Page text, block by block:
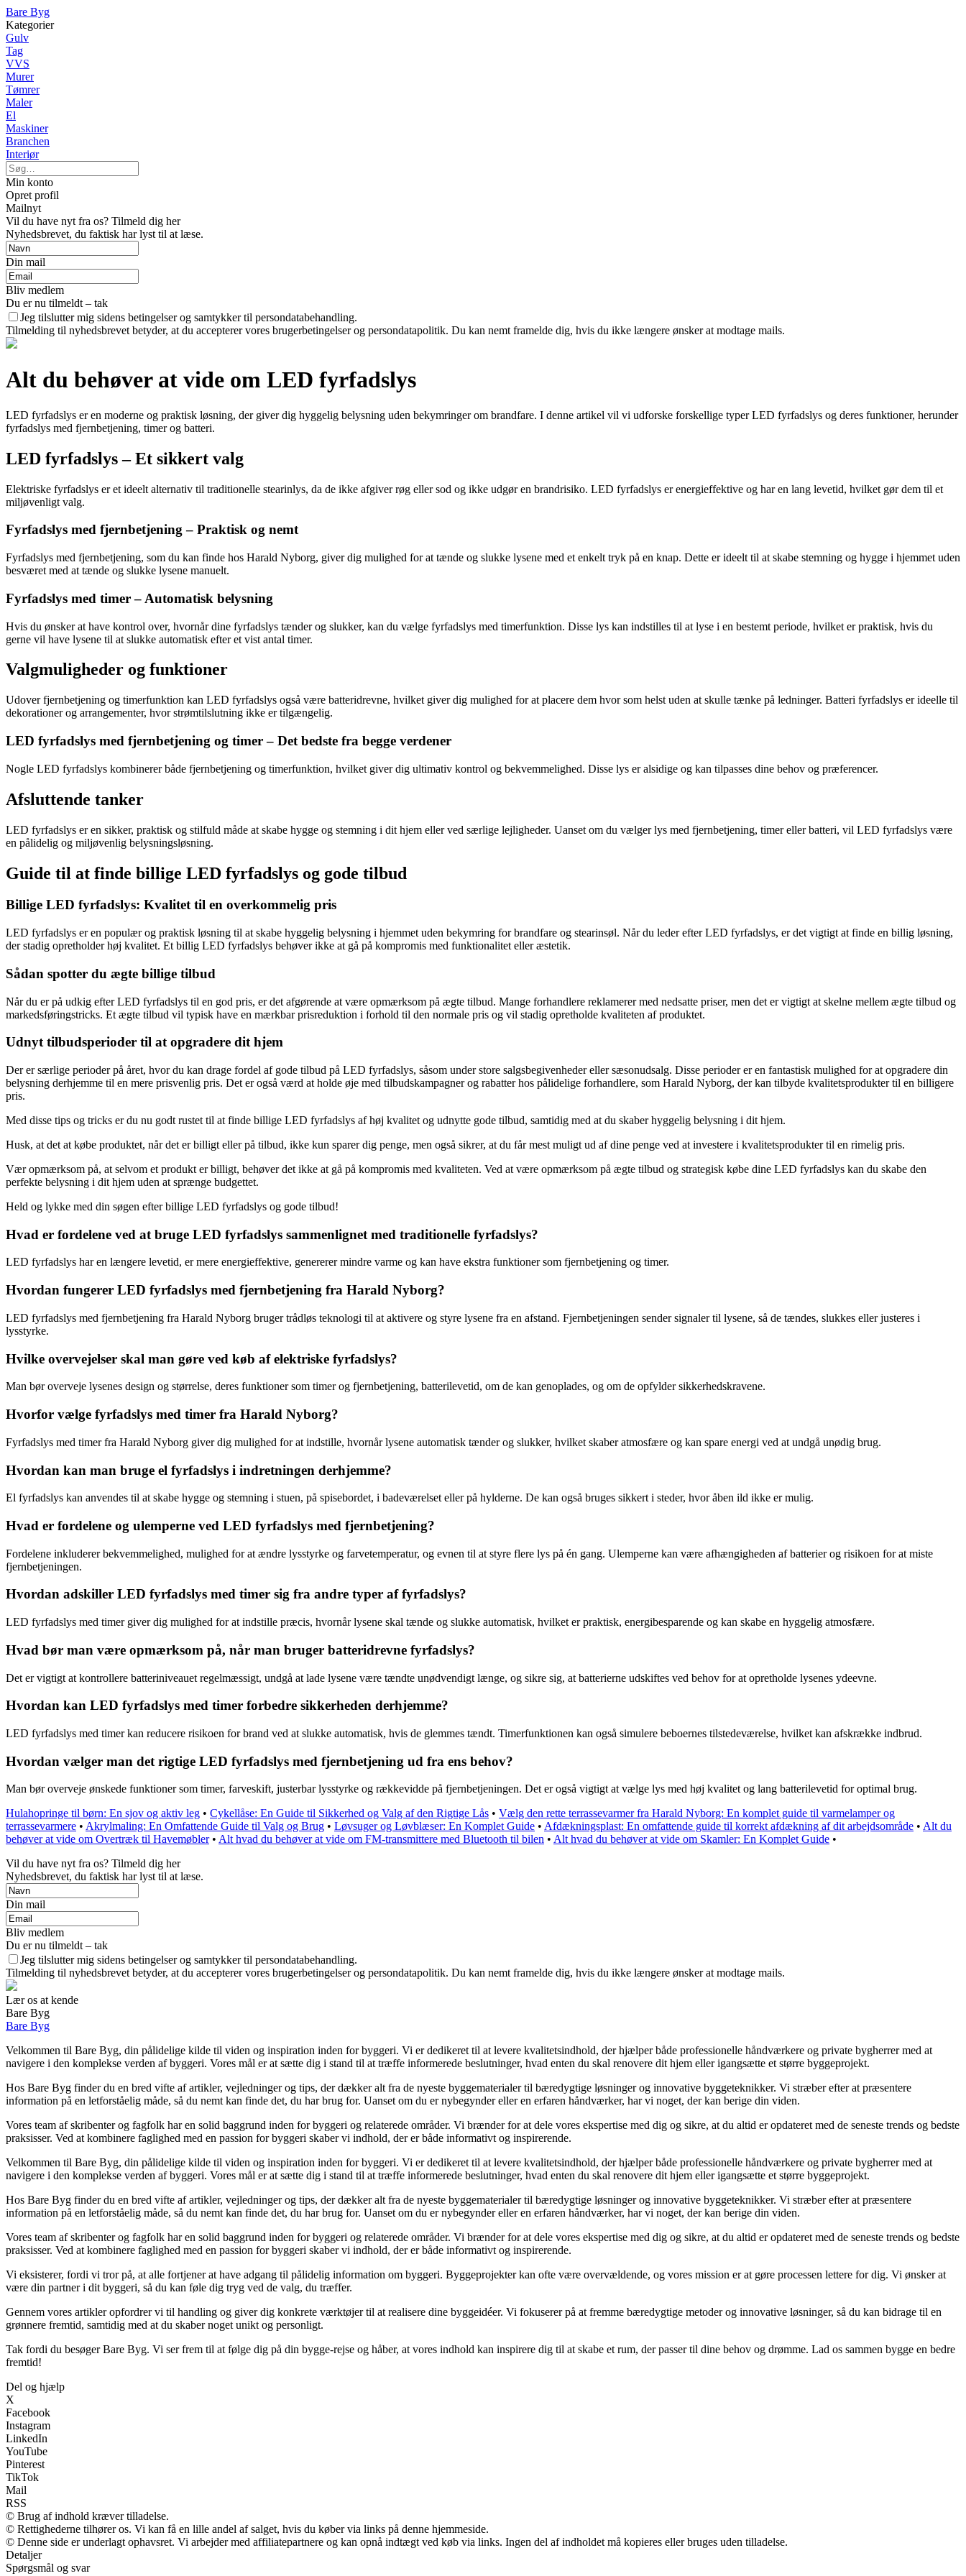
Bare Byg
Kategorier
Gulv
Tag
VVS
Murer
Tømrer
Maler
El
Maskiner
Branchen
Interiør
Min konto
Opret profil
Mailnyt
Vil du have nyt fra os? Tilmeld dig her
Nyhedsbrevet, du faktisk har lyst til at læse.
Din mail
Bliv medlem
Du er nu tilmeldt – tak
Jeg tilslutter mig sidens betingelser og samtykker til persondatabehandling.
Tilmelding til nyhedsbrevet betyder, at du accepterer vores brugerbetingelser og persondatapolitik. Du kan nemt framelde dig, hvis du ikke længere ønsker at modtage mails.
Alt du behøver at vide om LED fyrfadslys
LED fyrfadslys er en moderne og praktisk løsning, der giver dig hyggelig belysning uden bekymringer om brandfare. I denne artikel vil vi udforske forskellige typer LED fyrfadslys og deres funktioner, herunder
fyrfadslys med fjernbetjening, timer og batteri.
LED fyrfadslys – Et sikkert valg
Elektriske fyrfadslys er et ideelt alternativ til traditionelle stearinlys, da de ikke afgiver røg eller sod og ikke udgør en brandrisiko. LED fyrfadslys er energieffektive og har en lang levetid, hvilket gør dem til et
miljøvenligt valg.
Fyrfadslys med fjernbetjening – Praktisk og nemt
Fyrfadslys med fjernbetjening, som du kan finde hos Harald Nyborg, giver dig mulighed for at tænde og slukke lysene med et enkelt tryk på en knap. Dette er ideelt til at skabe stemning og hygge i hjemmet uden
besværet med at tænde og slukke lysene manuelt.
Fyrfadslys med timer – Automatisk belysning
Hvis du ønsker at have kontrol over, hvornår dine fyrfadslys tænder og slukker, kan du vælge fyrfadslys med timerfunktion. Disse lys kan indstilles til at lyse i en bestemt periode, hvilket er praktisk, hvis du
gerne vil have lysene til at slukke automatisk efter et vist antal timer.
Valgmuligheder og funktioner
Udover fjernbetjening og timerfunktion kan LED fyrfadslys også være batteridrevne, hvilket giver dig mulighed for at placere dem hvor som helst uden at skulle tænke på ledninger. Batteri fyrfadslys er ideelle til
dekorationer og arrangementer, hvor strømtilslutning ikke er tilgængelig.
LED fyrfadslys med fjernbetjening og timer – Det bedste fra begge verdener
Nogle LED fyrfadslys kombinerer både fjernbetjening og timerfunktion, hvilket giver dig ultimativ kontrol og bekvemmelighed. Disse lys er alsidige og kan tilpasses dine behov og præferencer.
Afsluttende tanker
LED fyrfadslys er en sikker, praktisk og stilfuld måde at skabe hygge og stemning i dit hjem eller ved særlige lejligheder. Uanset om du vælger lys med fjernbetjening, timer eller batteri, vil LED fyrfadslys være
en pålidelig og miljøvenlig belysningsløsning.
Guide til at finde billige LED fyrfadslys og gode tilbud
Billige LED fyrfadslys: Kvalitet til en overkommelig pris
LED fyrfadslys er en populær og praktisk løsning til at skabe hyggelig belysning i hjemmet uden bekymring for brandfare og stearinsøl. Når du leder efter LED fyrfadslys, er det vigtigt at finde en billig løsning,
der stadig opretholder høj kvalitet. Et billig LED fyrfadslys behøver ikke at gå på kompromis med funktionalitet eller æstetik.
Sådan spotter du ægte billige tilbud
Når du er på udkig efter LED fyrfadslys til en god pris, er det afgørende at være opmærksom på ægte tilbud. Mange forhandlere reklamerer med nedsatte priser, men det er vigtigt at skelne mellem ægte tilbud og
markedsføringstricks. Et ægte tilbud vil typisk have en mærkbar prisreduktion i forhold til den normale pris og vil stadig opretholde kvaliteten af produktet.
Udnyt tilbudsperioder til at opgradere dit hjem
Der er særlige perioder på året, hvor du kan drage fordel af gode tilbud på LED fyrfadslys, såsom under store salgsbegivenheder eller sæsonudsalg. Disse perioder er en fantastisk mulighed for at opgradere din
belysning derhjemme til en mere prisvenlig pris. Det er også værd at holde øje med tilbudskampagner og rabatter hos pålidelige forhandlere, som Harald Nyborg, der kan tilbyde kvalitetsprodukter til en billigere
pris.
Med disse tips og tricks er du nu godt rustet til at finde billige LED fyrfadslys af høj kvalitet og udnytte gode tilbud, samtidig med at du skaber hyggelig belysning i dit hjem.
Husk, at det at købe produktet, når det er billigt eller på tilbud, ikke kun sparer dig penge, men også sikrer, at du får mest muligt ud af dine penge ved at investere i kvalitetsprodukter til en rimelig pris.
Vær opmærksom på, at selvom et produkt er billigt, behøver det ikke at gå på kompromis med kvaliteten. Ved at være opmærksom på ægte tilbud og strategisk købe dine LED fyrfadslys kan du skabe den
perfekte belysning i dit hjem uden at sprænge budgettet.
Held og lykke med din søgen efter billige LED fyrfadslys og gode tilbud!
Hvad er fordelene ved at bruge LED fyrfadslys sammenlignet med traditionelle fyrfadslys?
LED fyrfadslys har en længere levetid, er mere energieffektive, genererer mindre varme og kan have ekstra funktioner som fjernbetjening og timer.
Hvordan fungerer LED fyrfadslys med fjernbetjening fra Harald Nyborg?
LED fyrfadslys med fjernbetjening fra Harald Nyborg bruger trådløs teknologi til at aktivere og styre lysene fra en afstand. Fjernbetjeningen sender signaler til lysene, så de tændes, slukkes eller justeres i
lysstyrke.
Hvilke overvejelser skal man gøre ved køb af elektriske fyrfadslys?
Man bør overveje lysenes design og størrelse, deres funktioner som timer og fjernbetjening, batterilevetid, om de kan genoplades, og om de opfylder sikkerhedskravene.
Hvorfor vælge fyrfadslys med timer fra Harald Nyborg?
Fyrfadslys med timer fra Harald Nyborg giver dig mulighed for at indstille, hvornår lysene automatisk tænder og slukker, hvilket skaber atmosfære og kan spare energi ved at undgå unødig brug.
Hvordan kan man bruge el fyrfadslys i indretningen derhjemme?
El fyrfadslys kan anvendes til at skabe hygge og stemning i stuen, på spisebordet, i badeværelset eller på hylderne. De kan også bruges sikkert i steder, hvor åben ild ikke er mulig.
Hvad er fordelene og ulemperne ved LED fyrfadslys med fjernbetjening?
Fordelene inkluderer bekvemmelighed, mulighed for at ændre lysstyrke og farvetemperatur, og evnen til at styre flere lys på én gang. Ulemperne kan være afhængigheden af batterier og risikoen for at miste
fjernbetjeningen.
Hvordan adskiller LED fyrfadslys med timer sig fra andre typer af fyrfadslys?
LED fyrfadslys med timer giver dig mulighed for at indstille præcis, hvornår lysene skal tænde og slukke automatisk, hvilket er praktisk, energibesparende og kan skabe en hyggelig atmosfære.
Hvad bør man være opmærksom på, når man bruger batteridrevne fyrfadslys?
Det er vigtigt at kontrollere batteriniveauet regelmæssigt, undgå at lade lysene være tændte unødvendigt længe, og sikre sig, at batterierne udskiftes ved behov for at opretholde lysenes ydeevne.
Hvordan kan LED fyrfadslys med timer forbedre sikkerheden derhjemme?
LED fyrfadslys med timer kan reducere risikoen for brand ved at slukke automatisk, hvis de glemmes tændt. Timerfunktionen kan også simulere beboernes tilstedeværelse, hvilket kan afskrække indbrud.
Hvordan vælger man det rigtige LED fyrfadslys med fjernbetjening ud fra ens behov?
Man bør overveje ønskede funktioner som timer, farveskift, justerbar lysstyrke og rækkevidde på fjernbetjeningen. Det er også vigtigt at vælge lys med høj kvalitet og lang batterilevetid for optimal brug.
Hulahopringe til børn: En sjov og aktiv leg • Cykellåse: En Guide til Sikkerhed og Valg af den Rigtige Lås • Vælg den rette terrassevarmer fra Harald Nyborg: En komplet guide til varmelamper og
terrassevarmere • Akrylmaling: En Omfattende Guide til Valg og Brug • Løvsuger og Løvblæser: En Komplet Guide • Afdækningsplast: En omfattende guide til korrekt afdækning af dit arbejdsområde • Alt du
behøver at vide om Overtræk til Havemøbler• Alt hvad du behøver at vide om FM-transmittere med Bluetooth til bilen • Alt hvad du behøver at vide om Skamler: En Komplet Guide •
Vil du have nyt fra os? Tilmeld dig her
Nyhedsbrevet, du faktisk har lyst til at læse.
Din mail
Bliv medlem
Du er nu tilmeldt – tak
Jeg tilslutter mig sidens betingelser og samtykker til persondatabehandling.
Tilmelding til nyhedsbrevet betyder, at du accepterer vores brugerbetingelser og persondatapolitik. Du kan nemt framelde dig, hvis du ikke længere ønsker at modtage mails.
Lær os at kende
Bare Byg
Bare Byg
Velkommen til Bare Byg, din pålidelige kilde til viden og inspiration inden for byggeri. Vi er dedikeret til at levere kvalitetsindhold, der hjælper både professionelle håndværkere og private bygherrer med at
navigere i den komplekse verden af byggeri. Vores mål er at sætte dig i stand til at træffe informerede beslutninger, hvad enten du skal renovere dit hjem eller igangsætte et større byggeprojekt.
Hos Bare Byg finder du en bred vifte af artikler, vejledninger og tips, der dækker alt fra de nyeste byggematerialer til bæredygtige løsninger og innovative byggeteknikker. Vi stræber efter at præsentere
information på en letforståelig måde, så du nemt kan finde det, du har brug for. Uanset om du er nybegynder eller en erfaren håndværker, har vi noget, der kan berige din viden.
Vores team af skribenter og fagfolk har en solid baggrund inden for byggeri og relaterede områder. Vi brænder for at dele vores ekspertise med dig og sikre, at du altid er opdateret med de seneste trends og bedste
praksisser. Ved at kombinere faglighed med en passion for byggeri skaber vi indhold, der er både informativt og inspirerende.
Velkommen til Bare Byg, din pålidelige kilde til viden og inspiration inden for byggeri. Vi er dedikeret til at levere kvalitetsindhold, der hjælper både professionelle håndværkere og private bygherrer med at
navigere i den komplekse verden af byggeri. Vores mål er at sætte dig i stand til at træffe informerede beslutninger, hvad enten du skal renovere dit hjem eller igangsætte et større byggeprojekt.
Hos Bare Byg finder du en bred vifte af artikler, vejledninger og tips, der dækker alt fra de nyeste byggematerialer til bæredygtige løsninger og innovative byggeteknikker. Vi stræber efter at præsentere
information på en letforståelig måde, så du nemt kan finde det, du har brug for. Uanset om du er nybegynder eller en erfaren håndværker, har vi noget, der kan berige din viden.
Vores team af skribenter og fagfolk har en solid baggrund inden for byggeri og relaterede områder. Vi brænder for at dele vores ekspertise med dig og sikre, at du altid er opdateret med de seneste trends og bedste
praksisser. Ved at kombinere faglighed med en passion for byggeri skaber vi indhold, der er både informativt og inspirerende.
Vi eksisterer, fordi vi tror på, at alle fortjener at have adgang til pålidelig information om byggeri. Byggeprojekter kan ofte være overvældende, og vores mission er at gøre processen lettere for dig. Vi ønsker at
være din partner i dit byggeri, så du kan føle dig tryg ved de valg, du træffer.
Gennem vores artikler opfordrer vi til handling og giver dig konkrete værktøjer til at realisere dine byggeidéer. Vi fokuserer på at fremme bæredygtige metoder og innovative løsninger, så du kan bidrage til en
grønnere fremtid, samtidig med at du skaber noget unikt og personligt.
Tak fordi du besøger Bare Byg. Vi ser frem til at følge dig på din bygge-rejse og håber, at vores indhold kan inspirere dig til at skabe et rum, der passer til dine behov og drømme. Lad os sammen bygge en bedre
fremtid!
Del og hjælp
X
Facebook
Instagram
LinkedIn
YouTube
Pinterest
TikTok
Mail
RSS
© Brug af indhold kræver tilladelse.
© Rettighederne tilhører os. Vi kan få en lille andel af salget, hvis du køber via links på denne hjemmeside.
© Denne side er underlagt ophavsret. Vi arbejder med affiliatepartnere og kan opnå indtægt ved køb via links. Ingen del af indholdet må kopieres eller bruges uden tilladelse.
Detaljer
Spørgsmål og svar